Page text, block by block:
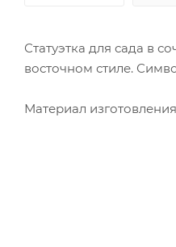
Статуэтка для сада в
восточном стиле.
Материал